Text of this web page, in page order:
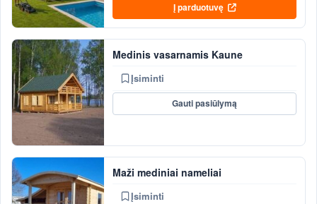
Į parduotuvę
Medinis vasarnamis Kaune
Įsiminti
Gauti pasiūlymą
Maži mediniai nameliai
Įsiminti